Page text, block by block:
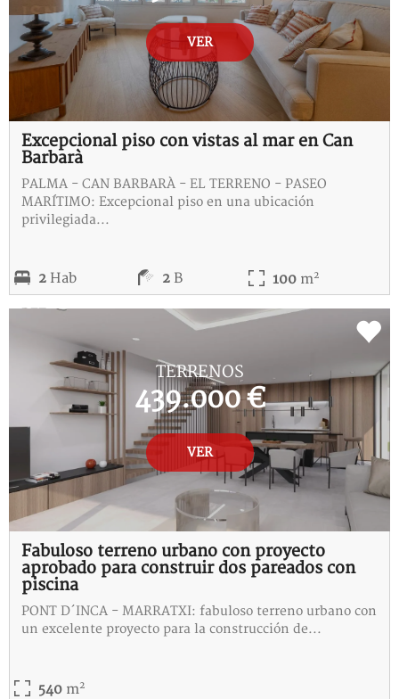
VER
Excepcional piso con vistas al mar en Can
Barbarà
PALMA - CAN BARBARÀ - EL TERRENO - PASEO
MARÍTIMO: Excepcional piso en una ubicación
privilegiada...
A-115348-Z
2 Hab 2 B 100 m2
TERRENOS
439.000 €
VER
Fabuloso terreno urbano con proyecto
aprobado para construir dos pareados con
piscina
PONT D´INCA - MARRATXI: fabuloso terreno urbano con
un excelente proyecto para la construcción de...
540 m2